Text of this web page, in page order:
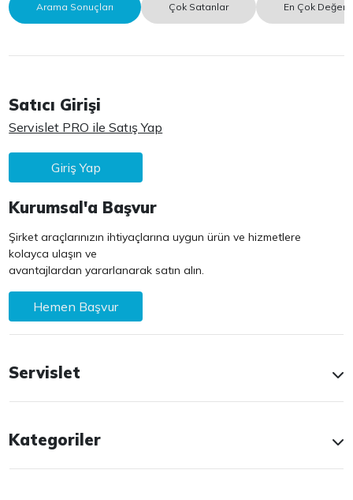
Arama Sonuçları Çok Satanlar En Çok
Satıcı Girişi
Servislet PRO ile Satış Yap
Giriş Yap
Kurumsal'a Başvur
Şirket araçlarınızın ihtiyaçlarına uygun ürün ve hizmetlere
kolayca ulaşın ve
avantajlardan yararlanarak satın alın.
Hemen Başvur
Servislet
Kategoriler